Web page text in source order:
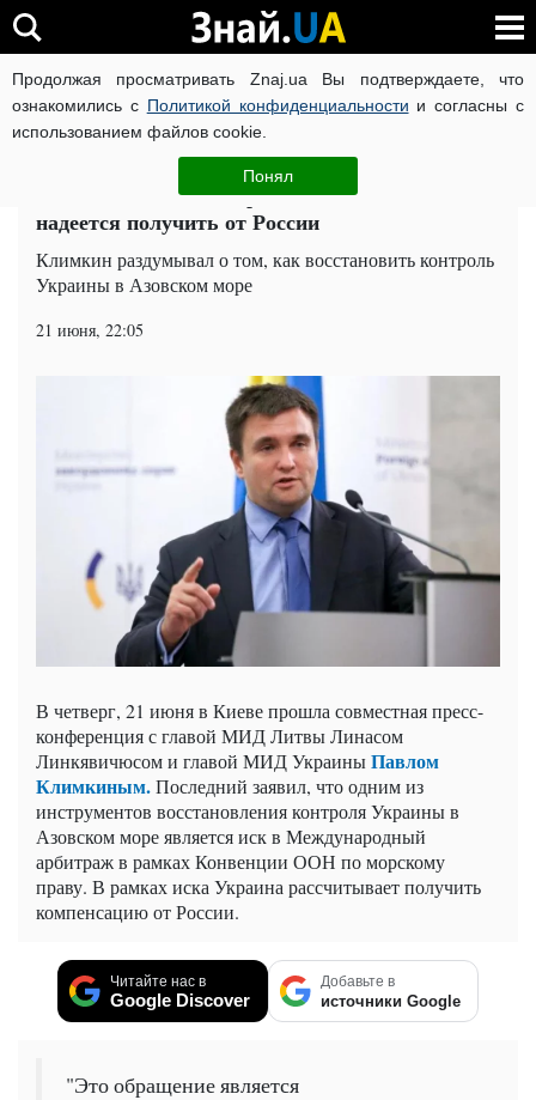
Продолжая просматривать Znaj.ua Вы подтверждаете, что
ознакомились с Политикой конфиденциальности и согласны с
использованием файлов cookie.
Понял
ВОЙНА РОССИИ ПРОТИВ УКРАИНЫ КОРОНАВИРУС В
Политика ЧИТАТИ УКРАЇНСЬКОЮ
Битва за Азовское море: что Климкин
надеется получить от России
Климкин раздумывал о том, как восстановить контроль
Украины в Азовском море
21 июня, 22:05
В четверг, 21 июня в Киеве прошла совместная пресс-
конференция с главой МИД Литвы Линасом
Линкявичюсом и главой МИД УкраиныПавлом
Климкиным.Последний заявил, что одним из
инструментов восстановления контроля Украины в
Азовском море является иск в Международный
арбитраж в рамках Конвенции ООН по морскому
праву. В рамках иска Украина рассчитывает получить
компенсацию от России.
Читайте нас в
Google Discover
Добавьте в
источники Google
"Это обращение является